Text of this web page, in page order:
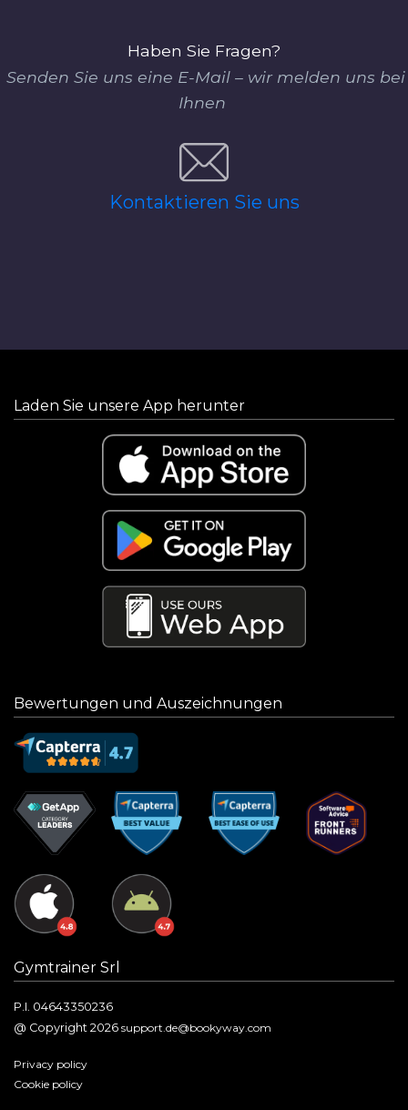
Haben Sie Fragen?
Senden Sie uns eine E-Mail – wir melden uns bei
Ihnen
Kontaktieren Sie uns
Laden Sie unsere App herunter
Bewertungen und Auszeichnungen
Gymtrainer Srl
P.I. 04643350236
@ Copyright 2026 support.de@bookyway.com
Privacy policy
Cookie policy